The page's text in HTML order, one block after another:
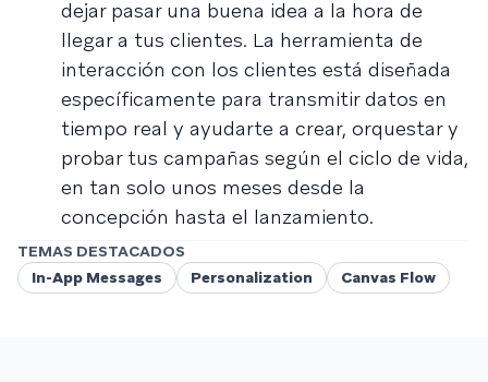
dejar pasar una buena idea a la hora de
llegar a tus clientes. La herramienta de
interacción con los clientes está diseñada
específicamente para transmitir datos en
tiempo real y ayudarte a crear, orquestar y
probar tus campañas según el ciclo de vida,
en tan solo unos meses desde la
concepción hasta el lanzamiento.
TEMAS DESTACADOS
In-App Messages
Personalization Canvas Flow